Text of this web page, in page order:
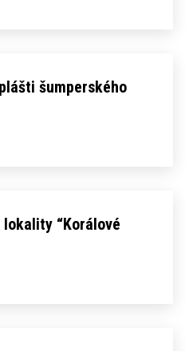
šumperského
“Korálové